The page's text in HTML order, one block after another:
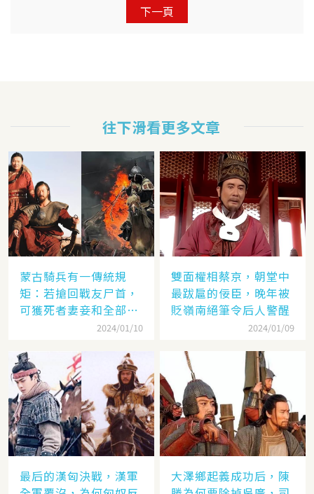
下一頁
往下滑看更多文章
蒙古騎兵有一傳統規
矩：若搶回戰友尸首，
可獲死者妻妾和全部牲
2024/01/10
雙面權相蔡京，朝堂中
最跋扈的佞臣，晚年被
貶嶺南絕筆令后人警醒
2024/01/09
最后的漢匈決戰，漢軍
大澤鄉起義成功后，陳